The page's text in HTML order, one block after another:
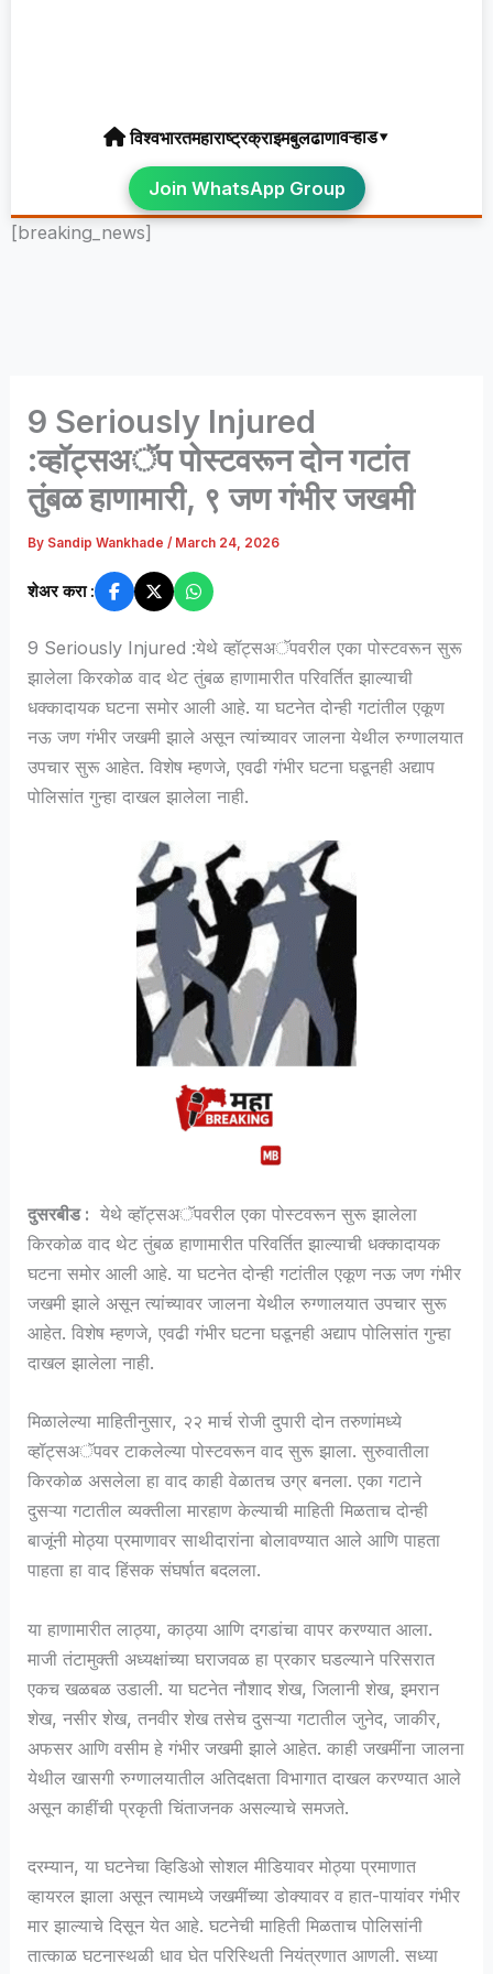
विश्वभारतमहाराष्ट्रक्राइमबुलढाणावऱ्हाड▾
Join WhatsApp Group
[breaking_news]
9 Seriously Injured
:व्हॉट्सअॅप पोस्टवरून दोन गटांत
तुंबळ हाणामारी, ९ जण गंभीर जखमी
By Sandip Wankhade/ March 24, 2026
शेअर करा :
9 Seriously Injured :येथे व्हॉट्सअॅपवरील एका पोस्टवरून सुरू
झालेला किरकोळ वाद थेट तुंबळ हाणामारीत परिवर्तित झाल्याची
धक्कादायक घटना समोर आली आहे. या घटनेत दोन्ही गटांतील एकूण
नऊ जण गंभीर जखमी झाले असून त्यांच्यावर जालना येथील रुग्णालयात
उपचार सुरू आहेत. विशेष म्हणजे, एवढी गंभीर घटना घडूनही अद्याप
पोलिसांत गुन्हा दाखल झालेला नाही.
दुसरबीड : येथे व्हॉट्सअॅपवरील एका पोस्टवरून सुरू झालेला
किरकोळ वाद थेट तुंबळ हाणामारीत परिवर्तित झाल्याची धक्कादायक
घटना समोर आली आहे. या घटनेत दोन्ही गटांतील एकूण नऊ जण गंभीर
जखमी झाले असून त्यांच्यावर जालना येथील रुग्णालयात उपचार सुरू
आहेत. विशेष म्हणजे, एवढी गंभीर घटना घडूनही अद्याप पोलिसांत गुन्हा
दाखल झालेला नाही.
मिळालेल्या माहितीनुसार, २२ मार्च रोजी दुपारी दोन तरुणांमध्ये
व्हॉट्सअॅपवर टाकलेल्या पोस्टवरून वाद सुरू झाला. सुरुवातीला
किरकोळ असलेला हा वाद काही वेळातच उग्र बनला. एका गटाने
दुसऱ्या गटातील व्यक्तीला मारहाण केल्याची माहिती मिळताच दोन्ही
बाजूंनी मोठ्या प्रमाणावर साथीदारांना बोलावण्यात आले आणि पाहता
पाहता हा वाद हिंसक संघर्षात बदलला.
या हाणामारीत लाठ्या, काठ्या आणि दगडांचा वापर करण्यात आला.
माजी तंटामुक्ती अध्यक्षांच्या घराजवळ हा प्रकार घडल्याने परिसरात
एकच खळबळ उडाली. या घटनेत नौशाद शेख, जिलानी शेख, इमरान
शेख, नसीर शेख, तनवीर शेख तसेच दुसऱ्या गटातील जुनेद, जाकीर,
अफसर आणि वसीम हे गंभीर जखमी झाले आहेत. काही जखमींना जालना
येथील खासगी रुग्णालयातील अतिदक्षता विभागात दाखल करण्यात आले
असून काहींची प्रकृती चिंताजनक असल्याचे समजते.
दरम्यान, या घटनेचा व्हिडिओ सोशल मीडियावर मोठ्या प्रमाणात
व्हायरल झाला असून त्यामध्ये जखमींच्या डोक्यावर व हात-पायांवर गंभीर
मार झाल्याचे दिसून येत आहे. घटनेची माहिती मिळताच पोलिसांनी
तात्काळ घटनास्थळी धाव घेत परिस्थिती नियंत्रणात आणली. सध्या